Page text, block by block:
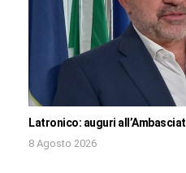
Latronico: auguri
8 Agosto 2026